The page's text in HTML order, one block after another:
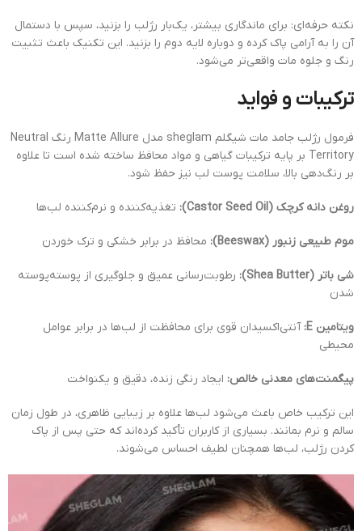
نکته حرفه‌ای: برای ماندگاری بیشتر، یک‌بار رژلب را بزنید، سپس با دستمال
آن را به آرامی پاک کرده و دوباره لایه دوم را بزنید. این تکنیک باعث تثبیت
رنگ و جلوه مات واقعی‌تر می‌شود.
ترکیبات و فواید
فرمول رژلب جامد مات شیگلم sheglam مدل Matte Allure رنگ Neutral
Territory بر پایه ترکیبات گیاهی و مواد محافظ ساخته شده است تا علاوه
بر رنگ‌دهی بالا، سلامت پوست لب نیز حفظ شود.
روغن دانه کرچک (Castor Seed Oil): تغذیه‌کننده و نرم‌کننده لب‌ها
موم طبیعی زنبور (Beeswax): محافظ در برابر خشکی و ترک خوردن
شی باتر (Shea Butter):
رطوبت‌رسانی عمیق و جلوگیری از پوسته‌پوسته
شدن
ویتامین E:
آنتی‌اکسیدان قوی برای محافظت از لب‌ها در برابر عوامل
محیطی
پیگمنت‌های معدنی خالص: ایجاد رنگی زنده، دقیق و یکنواخت
این ترکیب خاص باعث می‌شود لب‌ها علاوه بر زیبایی ظاهری، در طول زمان
سالم و نرم بمانند. بسیاری از کاربران تأکید کرده‌اند که حتی پس از پاک
کردن رژلب، لب‌ها همچنان لطیف احساس می‌شوند.